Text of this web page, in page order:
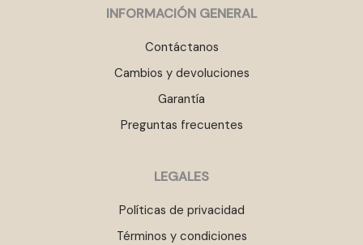
INFORMACIÓN GENERAL
Contáctanos
Cambios y devoluciones
Garantía
Preguntas frecuentes
LEGALES
Políticas de privacidad
Términos y condiciones